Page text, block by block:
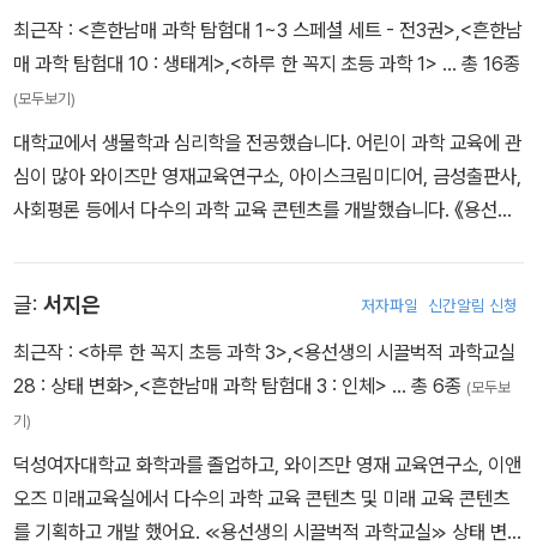
최근작 : <흔한남매 과학 탐험대 1~3 스페셜 세트 - 전3권>,<흔한남
매 과학 탐험대 10 : 생태계>,<하루 한 꼭지 초등 과학 1> … 총 16종
(모두보기)
대학교에서 생물학과 심리학을 전공했습니다. 어린이 과학 교육에 관
심이 많아 와이즈만 영재교육연구소, 아이스크림미디어, 금성출판사,
사회평론 등에서 다수의 과학 교육 콘텐츠를 개발했습니다. 《용선생
글: 서지은 저자파일 신간알림 신청
최근작 : <하루 한 꼭지 초등 과학 3>,<용선생의 시끌벅적 과학교실
28 : 상태 변화>,<흔한남매 과학 탐험대 3 : 인체> … 총 6종 (모두보
기)
덕성여자대학교 화학과를 졸업하고, 와이즈만 영재 교육연구소, 이앤
오즈 미래교육실에서 다수의 과학 교육 콘텐츠 및 미래 교육 콘텐츠
를 기획하고 개발 했어요. ≪용선생의 시끌벅적 과학교실≫ 상태 변화